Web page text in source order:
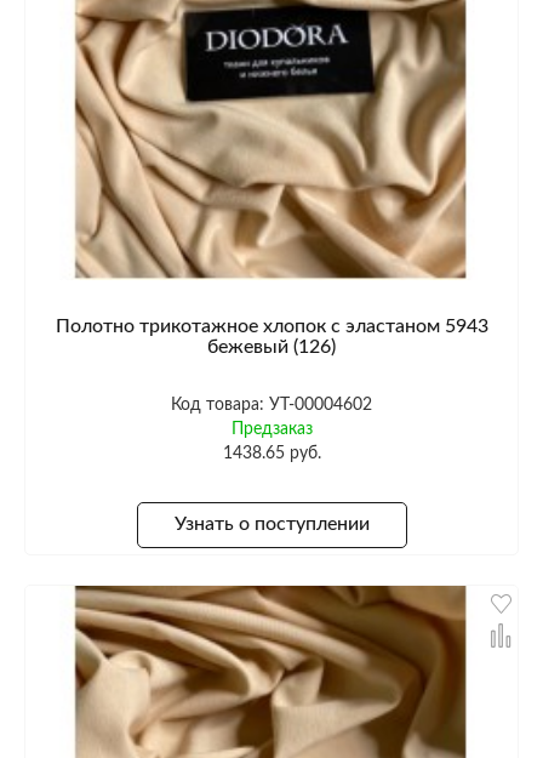
Полотно трикотажное хлопок с эластаном 5943
бежевый (126)
Код товара: УТ-00004602
Предзаказ
1438.65 руб.
Узнать о поступлении